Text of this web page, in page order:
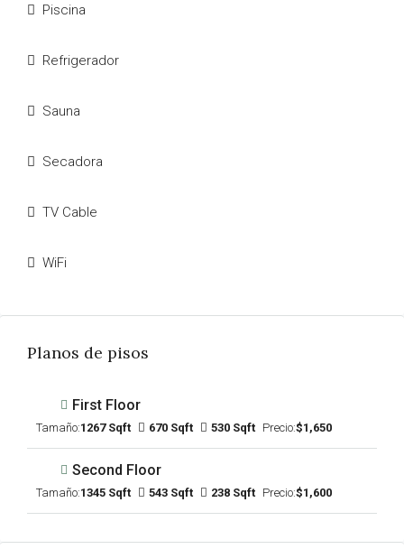
Piscina
Refrigerador
Sauna
Secadora
TV Cable
WiFi
Planos de pisos
First Floor
Tamaño:1267 Sqft 670 Sqft 530 Sqft Precio:$1,650
Second Floor
Tamaño:1345 Sqft 543 Sqft 238 Sqft Precio:$1,600